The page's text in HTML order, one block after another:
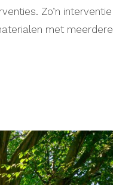
Zo’n interventie
met meerdere